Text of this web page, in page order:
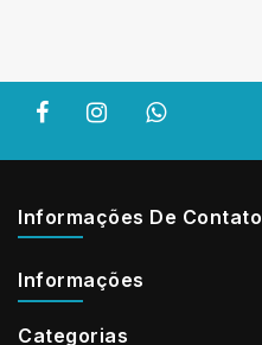
Informações De Contato
Informações
Categorias